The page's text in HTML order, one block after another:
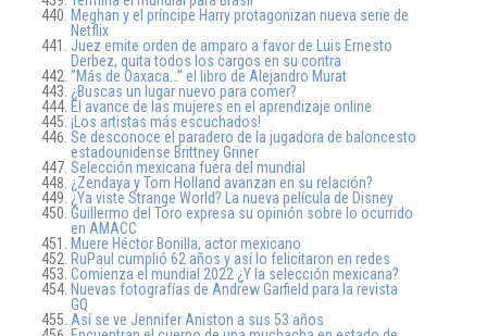
Meghan y el príncipe Harry protagonizan nueva serie de
Netflix
Juez emite orden de amparo a favor de Luis Ernesto
Derbez, quita todos los cargos en su contra
”Más de Oaxaca…” el libro de Alejandro Murat
¿Buscas un lugar nuevo para comer?
El avance de las mujeres en el aprendizaje online
¡Los artistas más escuchados!
Se desconoce el paradero de la jugadora de baloncesto
estadounidense Brittney Griner
Selección mexicana fuera del mundial
¿Zendaya y Tom Holland avanzan en su relación?
¿Ya viste Strange World? La nueva película de Disney
Guillermo del Toro expresa su opinión sobre lo ocurrido
en AMACC
Muere Héctor Bonilla, actor mexicano
RuPaul cumplió 62 años y así lo felicitaron en redes
Comienza el mundial 2022 ¿Y la selección mexicana?
Nuevas fotografías de Andrew Garfield para la revista
GQ
Así se ve Jennifer Aniston a sus 53 años